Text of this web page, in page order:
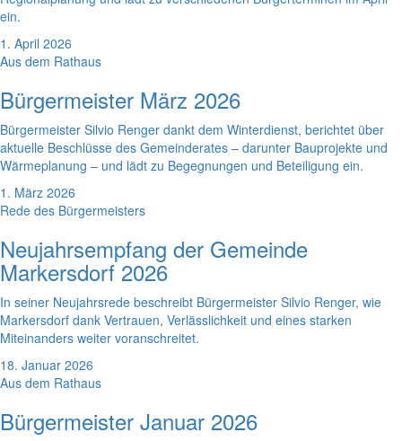
ein.
1. April 2026
Aus dem Rathaus
Bürgermeister März 2026
Bürgermeister Silvio Renger dankt dem Winterdienst, berichtet über
aktuelle Beschlüsse des Gemeinderates – darunter Bauprojekte und
Wärmeplanung – und lädt zu Begegnungen und Beteiligung ein.
1. März 2026
Rede des Bürgermeisters
Neujahrsempfang der Gemeinde
Markersdorf 2026
In seiner Neujahrsrede beschreibt Bürgermeister Silvio Renger, wie
Markersdorf dank Vertrauen, Verlässlichkeit und eines starken
Miteinanders weiter voranschreitet.
18. Januar 2026
Aus dem Rathaus
Bürgermeister Januar 2026